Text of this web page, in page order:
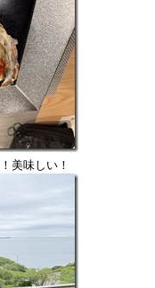
美味しい！